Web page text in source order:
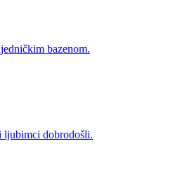
bazenom.
ljubimci dobrodošli.